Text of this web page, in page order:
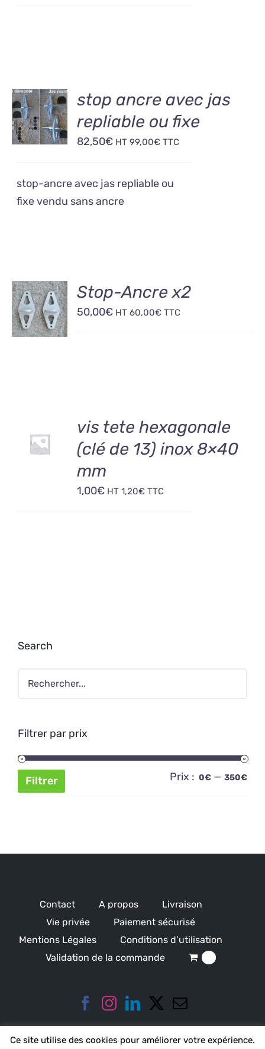
AJOUTER
AU
PANIER
/
DÉTAILS
stop ancre avec jas
repliable ou fixe
82,50€ HT99,00€ TTC
stop-ancre avec jas repliable ou
fixe vendu sans ancre
AJOUTER
AU
PANIER
/
DÉTAILS
Stop-Ancre x2
50,00€ HT60,00€ TTC
AU
PANIER
vis tete hexagonale
(clé de 13) inox 8×40
mm
1,00€ HT1,20€ TTC
Search
Filtrer par prix
Filtrer Prix : 0€ — 350€
Contact A propos
Livraison
Vie privée
Paiement sécurisé
Mentions Légales
Conditions d’utilisation
Validation de la commande
Ce site utilise des cookies pour améliorer votre expérience.